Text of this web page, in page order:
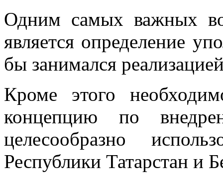
Одним самых важных
является определение
бы занимался
Кроме этого
концепцию по
целесообразно
Республики Татарстан и